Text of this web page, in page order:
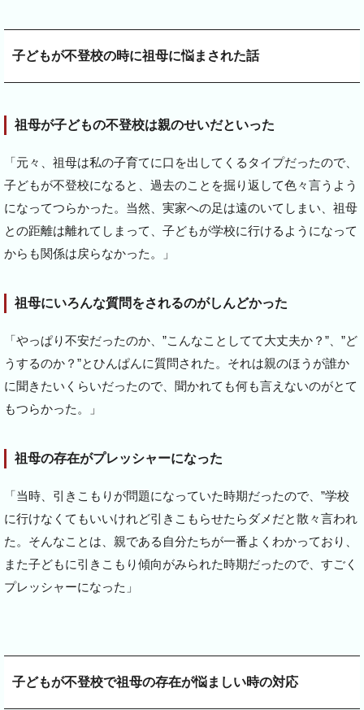
子どもが不登校の時に祖母に悩まされた話
祖母が子どもの不登校は親のせいだといった
「元々、祖母は私の子育てに口を出してくるタイプだったので、
子どもが不登校になると、過去のことを掘り返して色々言うよう
になってつらかった。当然、実家への足は遠のいてしまい、祖母
との距離は離れてしまって、子どもが学校に行けるようになって
からも関係は戻らなかった。」
祖母にいろんな質問をされるのがしんどかった
「やっぱり不安だったのか、”こんなことしてて大丈夫か？”、”ど
うするのか？”とひんぱんに質問された。それは親のほうが誰か
に聞きたいくらいだったので、聞かれても何も言えないのがとて
もつらかった。」
祖母の存在がプレッシャーになった
「当時、引きこもりが問題になっていた時期だったので、”学校
に行けなくてもいいけれど引きこもらせたらダメだと散々言われ
た。そんなことは、親である自分たちが一番よくわかっており、
また子どもに引きこもり傾向がみられた時期だったので、すごく
プレッシャーになった」
子どもが不登校で祖母の存在が悩ましい時の対応